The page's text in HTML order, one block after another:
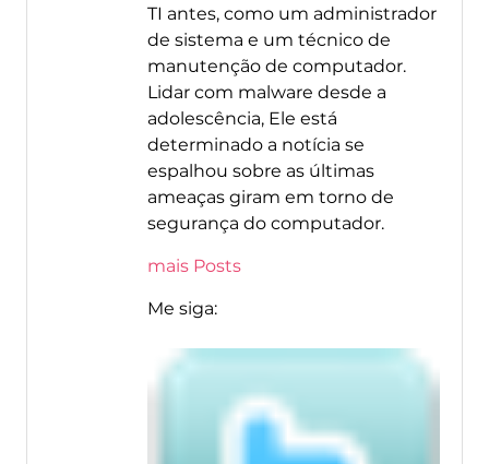
TI antes, como um administrador
de sistema e um técnico de
manutenção de computador.
Lidar com malware desde a
adolescência, Ele está
determinado a notícia se
espalhou sobre as últimas
ameaças giram em torno de
segurança do computador.
mais Posts
Me siga: